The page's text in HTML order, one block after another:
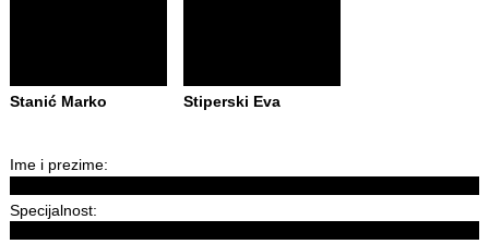
Stanić Marko Stiperski Eva
Ime i prezime:
Specijalnost: